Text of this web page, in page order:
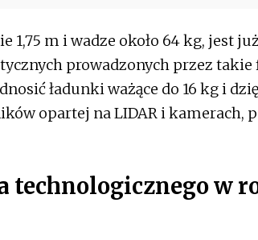
1,75 m i wadze około 64 kg, jest
prowadzonych przez
ładunki ważące do 16 kg i
opartej na LIDAR i kamerach,
technologicznego w